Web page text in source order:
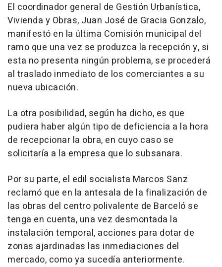
El coordinador general de Gestión Urbanística,
Vivienda y Obras, Juan José de Gracia Gonzalo,
manifestó en la última Comisión municipal del
ramo que una vez se produzca la recepción y, si
esta no presenta ningún problema, se procederá
al traslado inmediato de los comerciantes a su
nueva ubicación.
La otra posibilidad, según ha dicho, es que
pudiera haber algún tipo de deficiencia a la hora
de recepcionar la obra, en cuyo caso se
solicitaría a la empresa que lo subsanara.
Por su parte, el edil socialista Marcos Sanz
reclamó que en la antesala de la finalización de
las obras del centro polivalente de Barceló se
tenga en cuenta, una vez desmontada la
instalación temporal, acciones para dotar de
zonas ajardinadas las inmediaciones del
mercado, como ya sucedía anteriormente.